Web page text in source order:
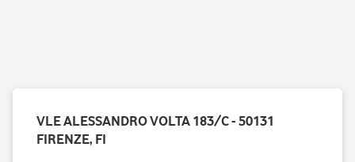
VLE ALESSANDRO VOLTA 183/C - 50131
FIRENZE, FI